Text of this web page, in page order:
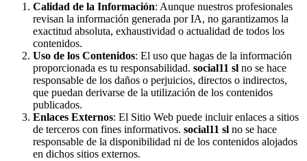
Calidad de la Información: Aunque nuestros profesionales
revisan la información generada por IA, no garantizamos la
exactitud absoluta, exhaustividad o actualidad de todos los
contenidos.
Uso de los Contenidos: El uso que hagas de la información
proporcionada es tu responsabilidad. social11 sl no se hace
responsable de los daños o perjuicios, directos o indirectos,
que puedan derivarse de la utilización de los contenidos
publicados.
Enlaces Externos: El Sitio Web puede incluir enlaces a sitios
de terceros con fines informativos. social11 sl no se hace
responsable de la disponibilidad ni de los contenidos alojados
en dichos sitios externos.